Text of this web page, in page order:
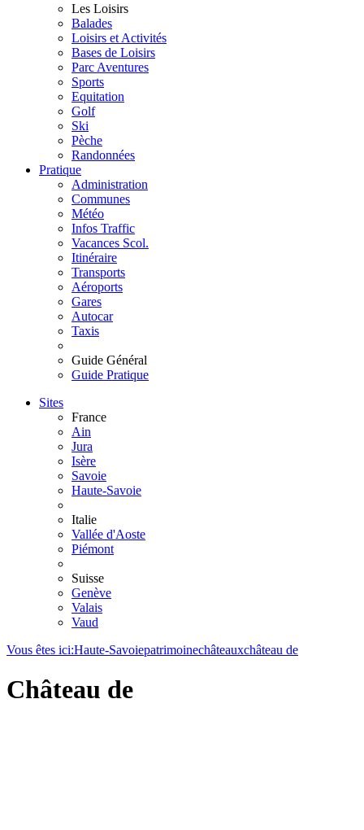
Les Loisirs
Balades
Loisirs et Activités
Bases de Loisirs
Parc Aventures
Sports
Equitation
Golf
Ski
Pèche
Randonnées
Pratique
Administration
Communes
Météo
Infos Traffic
Vacances Scol.
Itinéraire
Transports
Aéroports
Gares
Autocar
Taxis
Guide Général
Guide Pratique
Sites
France
Ain
Jura
Isère
Savoie
Haute-Savoie
Italie
Vallée d'Aoste
Piémont
Suisse
Genève
Valais
Vaud
Vous êtes ici:Haute-Savoiepatrimoinechâteauxchâteau de
Château de